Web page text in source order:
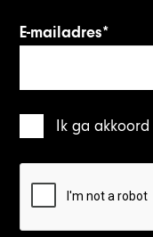
E-mailadres*
Ik ga akkoord